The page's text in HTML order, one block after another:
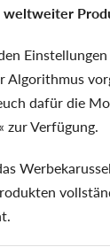
weltweiter
Algorithmus
dafür die
zur Verfügung.